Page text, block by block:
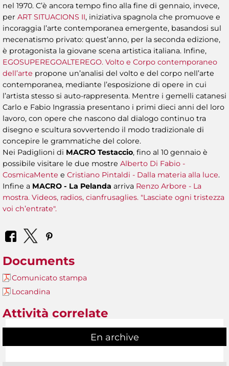
nel 1970. C’è ancora tempo fino alla fine di gennaio, invece,
per ART SITUACIONS II, iniziativa spagnola che promuove e
incoraggia l’arte contemporanea emergente, basandosi sul
mecenatismo privato: quest’anno, per la seconda edizione,
è protagonista la giovane scena artistica italiana. Infine,
EGOSUPEREGOALTEREGO. Volto e Corpo contemporaneo
dell’arte propone un’analisi del volto e del corpo nell’arte
contemporanea, mediante l’esposizione di opere in cui
l’artista stesso si auto-rappresenta. Mentre i gemelli catanesi
Carlo e Fabio Ingrassia presentano i primi dieci anni del loro
lavoro, con opere che nascono dal dialogo continuo tra
disegno e scultura sovvertendo il modo tradizionale di
concepire le grammatiche del colore.
Nei Padiglioni di MACRO Testaccio, fino al 10 gennaio è
possibile visitare le due mostre Alberto Di Fabio -
CosmicaMente e Cristiano Pintaldi - Dalla materia alla luce.
Infine a MACRO - La Pelanda arriva Renzo Arbore - La
mostra. Videos, radios, cianfrusaglies. "Lasciate ogni tristezza
voi ch’entrate".
Documents
Comunicato stampa
Locandina
Attività correlate
En archive